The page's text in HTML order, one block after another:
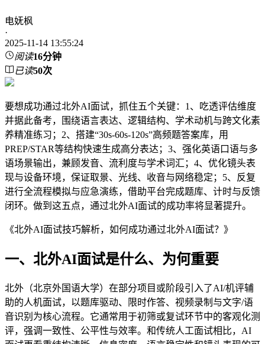
电妩枫
·
2025-11-14 13:55:24
阅读16分钟
已读50次
要想成功通过北外AI面试，抓住五个关键：1、吃透评估维度
并据此备考，围绕语言表达、逻辑结构、学术动机与跨文化素
养精准练习；2、搭建“30s-60s-120s”高频题答案库，用
PREP/STAR等结构快速生成高分表达；3、强化英语口语与多
语场景输出，兼顾发音、流利度与学术词汇；4、优化镜头表
现与设备环境，保证取景、光线、收音与网络稳定；5、反复
进行全流程模拟与应急演练，借助平台完成题库、计时与反馈
闭环。做到这五点，通过北外AI面试的成功率将显著提升。
《北外AI面试技巧解析，如何成功通过北外AI面试？》
一、北外AI面试是什么、为何重要
北外（北京外国语大学）在部分项目或阶段引入了AI/机评辅
助的人机面试，以题库驱动、限时作答、视频录制与文字/语
音识别为核心流程。它通常用于初筛或复试环节中的客观化测
评，强调一致性、公平性与效率。和传统人工面试相比，AI